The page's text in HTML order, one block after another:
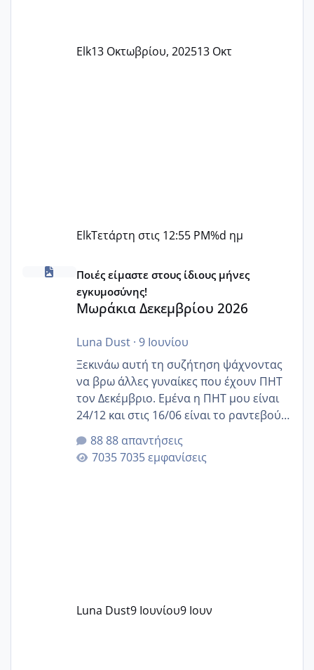
Elk13 Οκτωβρίου, 202513 Οκτ
ElkΤετάρτη στις 12:55 PM%d ημ
Μωράκια Δεκεμβρίου 2026
Ποιές είμαστε στους ίδιους μήνες
εγκυμοσύνης!
Μωράκια Δεκεμβρίου 2026
Luna Dust· 9 Ιουνίου
Ξεκινάω αυτή τη συζήτηση ψάχνοντας
να βρω άλλες γυναίκες που έχουν ΠΗΤ
τον Δεκέμβριο. Εμένα η ΠΗΤ μου είναι
24/12 και στις 16/06 είναι το ραντεβού
της αυχενικής διαφάνειας. Έχω αρκετό
άγχος και οι μέρες δεν φαίνεται να
περνάνε με τίποτα.
88 απαντήσεις
7035 εμφανίσεις
Luna Dust9 Ιουνίου9 Ιουν